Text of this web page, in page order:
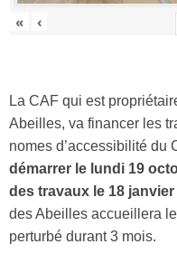
« ‹
La CAF qui est
Abeilles, va financer les
nomes d’accessibilité du
démarrer le lundi 19
des travaux le 18 janvier
des Abeilles accueillera
perturbé durant 3 mois.